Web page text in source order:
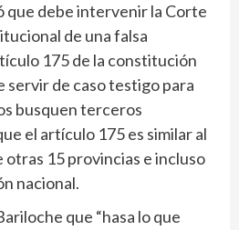
que debe intervenir la Corte
de una falsa
175 de la constitución
servir de caso testigo para
busquen terceros
el artículo 175 es similar al
15 provincias e incluso
nacional.
que “hasa lo que